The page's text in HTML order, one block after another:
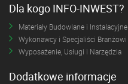
Dla kogo INFO-INWEST?
Materiały Budowlane i Instalacyjne
Wykonawcy i Specjaliści Branżowi
Wyposażenie, Usługi i Narzędzia
Dodatkowe informacje